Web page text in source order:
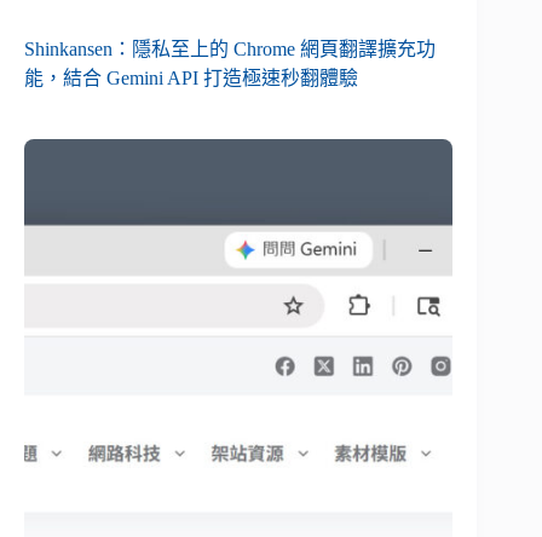
Shinkansen：隱私至上的 Chrome 網頁翻譯擴充功
能，結合 Gemini API 打造極速秒翻體驗